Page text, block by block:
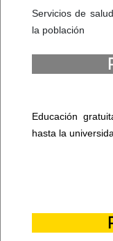
Servicios de
la población
Educación
hasta la